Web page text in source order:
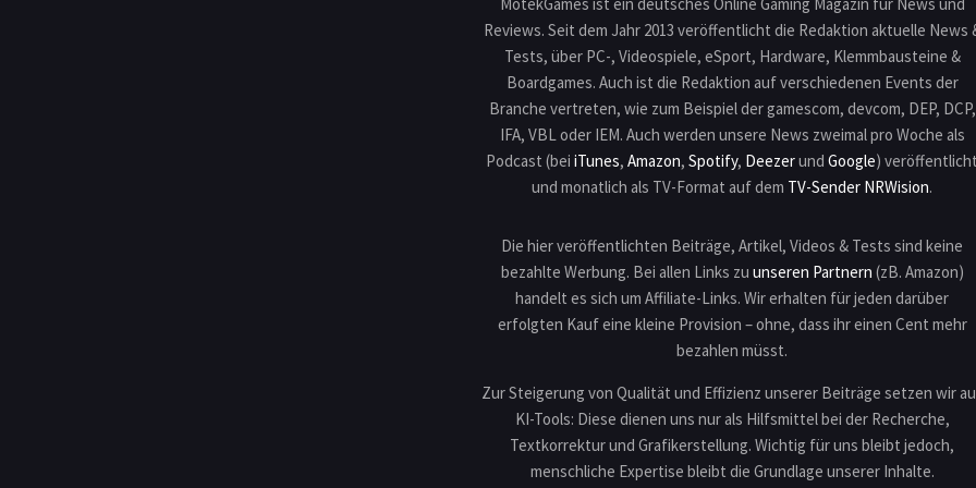
MotekGames ist ein deutsches Online Gaming Magazin für News und
Reviews. Seit dem Jahr 2013 veröffentlicht die Redaktion aktuelle News
Tests, über PC-, Videospiele, eSport, Hardware, Klemmbausteine &
Boardgames. Auch ist die Redaktion auf verschiedenen Events der
Branche vertreten, wie zum Beispiel der gamescom, devcom, DEP, DCP,
IFA, VBL oder IEM. Auch werden unsere News zweimal pro Woche als
Podcast (bei iTunes, Amazon, Spotify, Deezerund Google) veröffentlicht
und monatlich als TV-Format auf dem TV-Sender NRWision.
Die hier veröffentlichten Beiträge, Artikel, Videos & Tests sind keine
bezahlte Werbung. Bei allen Links zu unseren Partnern (zB. Amazon)
handelt es sich um Affiliate-Links. Wir erhalten für jeden darüber
erfolgten Kauf eine kleine Provision – ohne, dass ihr einen Cent mehr
bezahlen müsst.
Zur Steigerung von Qualität und Effizienz unserer Beiträge setzen wir
KI-Tools: Diese dienen uns nur als Hilfsmittel bei der Recherche,
Textkorrektur und Grafikerstellung. Wichtig für uns bleibt jedoch,
menschliche Expertise bleibt die Grundlage unserer Inhalte.